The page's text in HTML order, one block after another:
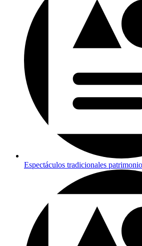
Espectáculos tradicionales